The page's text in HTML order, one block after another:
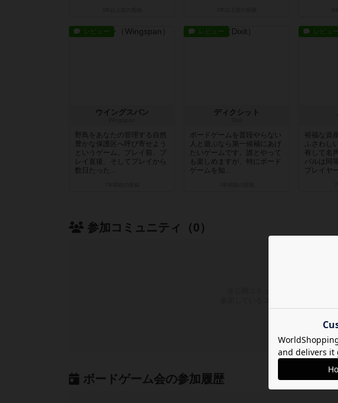
レビュー
ウイングスパン
野鳥をあなたの管理する自然
豊かな保護区へ呼び寄せよう
というゲーム。プレイ前、プ
レイ直後、そしてプレイから
数日たった...
レビュー
ディクシット
ボードゲームを普段やらない
人と遊ぶなら第一候補にあげ
たいゲームです。誰とやって
も楽しめますが、特にボード
ゲームを知...
レビュー
裕福な資
ふさわし
有して名
バルは同
プレイヤ
参加コミュニティ（0）
ボードゲーム会の参加履歴